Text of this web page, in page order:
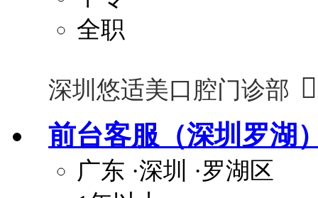
全职
深圳悠适美口腔门诊部 
前台客服（深圳罗湖
广东 ·深圳 ·罗湖区